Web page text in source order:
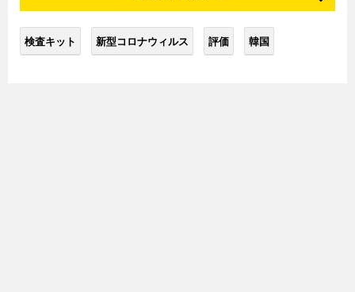
検査キット 新型コロナウィルス 評価 韓国